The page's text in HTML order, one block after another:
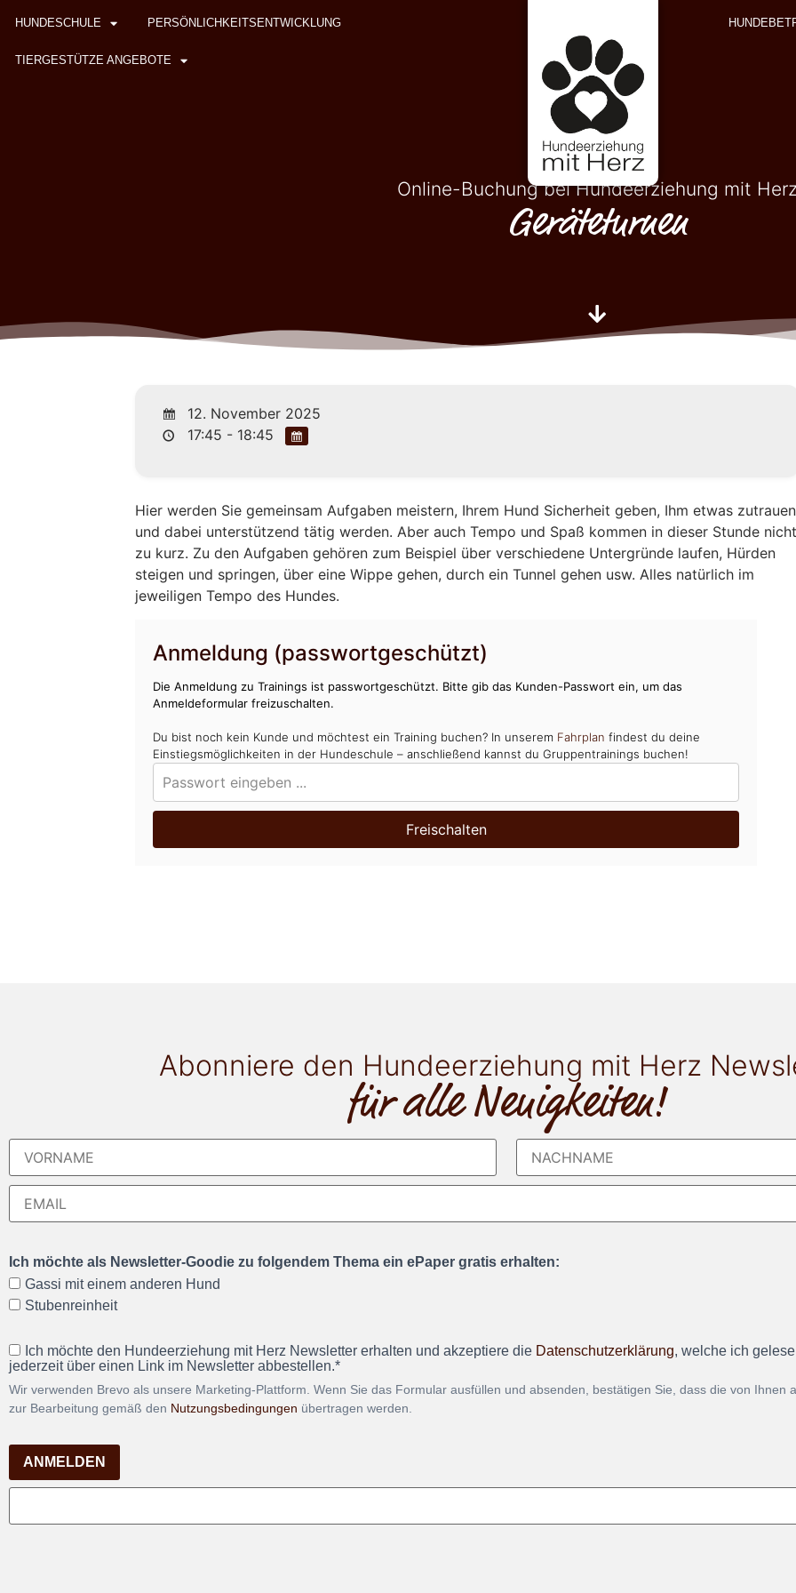
HUNDESCHULE PERSÖNLICHKEITSENTWICKLUNG
TIERGESTÜTZE ANGEBOTE
Online-Buchung bei Hundeerziehung mit
Geräteturnen
12. November 2025
17:45 - 18:45
Hier werden Sie gemeinsam Aufgaben meistern, Ihrem Hund Sicherheit geben, Ihm etwas zutrauen
und dabei unterstützend tätig werden. Aber auch Tempo und Spaß kommen in dieser Stunde
zu kurz. Zu den Aufgaben gehören zum Beispiel über verschiedene Untergründe laufen, Hürden
steigen und springen, über eine Wippe gehen, durch ein Tunnel gehen usw. Alles natürlich im
jeweiligen Tempo des Hundes.
Anmeldung (passwortgeschützt)
Die Anmeldung zu Trainings ist passwortgeschützt. Bitte gib das Kunden-Passwort ein, um das
Anmeldeformular freizuschalten.
Du bist noch kein Kunde und möchtest ein Training buchen? In unserem Fahrplan findest du deine
Einstiegsmöglichkeiten in der Hundeschule – anschließend kannst du Gruppentrainings buchen!
Freischalten
Abonniere den Hundeerziehung mit Herz
für alle Neuigkeiten!
Ich möchte als Newsletter-Goodie zu folgendem Thema ein ePaper gratis erhalten:
Gassi mit einem anderen Hund
Stubenreinheit
Ich möchte den Hundeerziehung mit Herz Newsletter erhalten und akzeptiere die Datenschutzerklärung, welche ich
jederzeit über einen Link im Newsletter abbestellen.*
Wir verwenden Brevo als unsere Marketing-Plattform. Wenn Sie das Formular ausfüllen und absenden, bestätigen Sie, dass die von Ihnen
zur Bearbeitung gemäß den Nutzungsbedingungen übertragen werden.
ANMELDEN